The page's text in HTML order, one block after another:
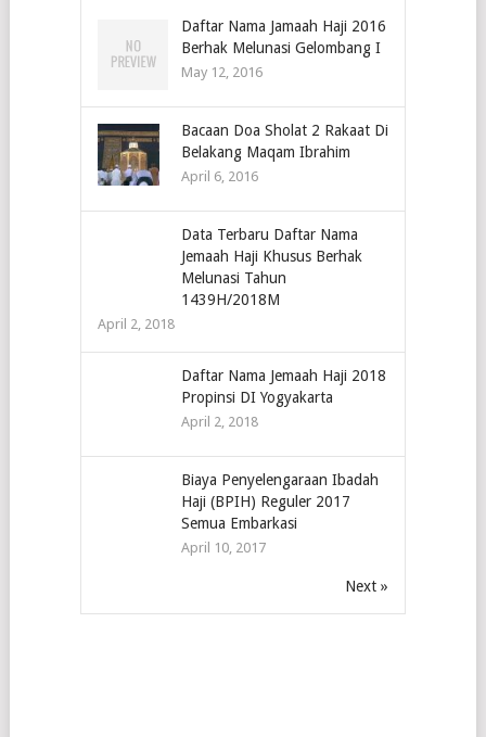
Daftar Nama Jamaah Haji 2016
Berhak Melunasi Gelombang I
May 12, 2016
Bacaan Doa Sholat 2 Rakaat Di
Belakang Maqam Ibrahim
April 6, 2016
Data Terbaru Daftar Nama
Jemaah Haji Khusus Berhak
Melunasi Tahun
1439H/2018M
April 2, 2018
Daftar Nama Jemaah Haji 2018
Propinsi DI Yogyakarta
April 2, 2018
Biaya Penyelengaraan Ibadah
Haji (BPIH) Reguler 2017
Semua Embarkasi
April 10, 2017
Next »